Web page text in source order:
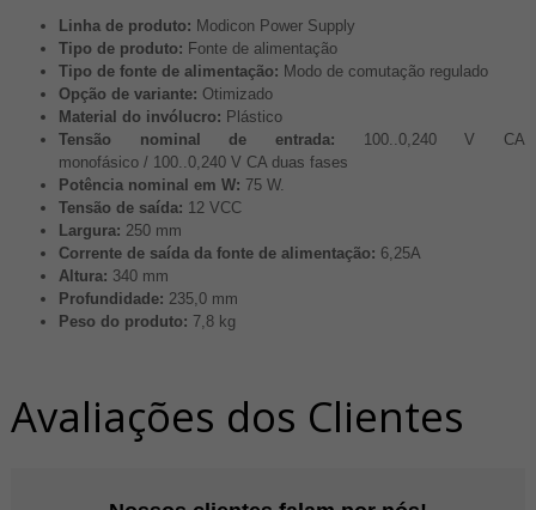
Linha de produto: Modicon Power Supply
Tipo de produto: Fonte de alimentação
Tipo de fonte de alimentação: Modo de comutação regulado
Opção de variante: Otimizado
Material do invólucro: Plástico
Tensão nominal de entrada: 100..0,240 V CA
monofásico / 100..0,240 V CA duas fases
Potência nominal em W: 75 W.
Tensão de saída: 12 VCC
Largura: 250 mm
Corrente de saída da fonte de alimentação: 6,25A
Altura: 340 mm
Profundidade: 235,0 mm
Peso do produto: 7,8 kg
Avaliações dos Clientes